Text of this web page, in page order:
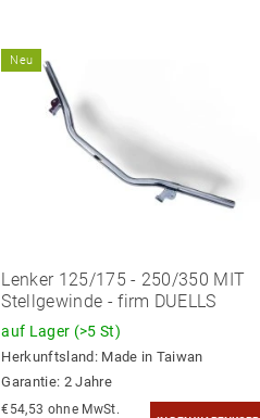
Neu
Lenker 125/175 - 250/350 MIT
Stellgewinde - firm DUELLS
auf Lager (>5 St)
Herkunftsland: Made in Taiwan
Garantie: 2 Jahre
€54,53 ohne MwSt.